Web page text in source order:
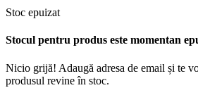
Stoc epuizat
Stocul pentru produs este momentan
Nicio grijă! Adaugă adresa de email și te
produsul revine în stoc.